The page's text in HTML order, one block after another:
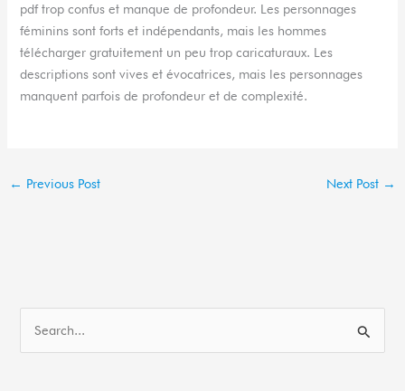
pdf trop confus et manque de profondeur. Les personnages
féminins sont forts et indépendants, mais les hommes
télécharger gratuitement un peu trop caricaturaux. Les
descriptions sont vives et évocatrices, mais les personnages
manquent parfois de profondeur et de complexité.
← Previous Post Next Post →